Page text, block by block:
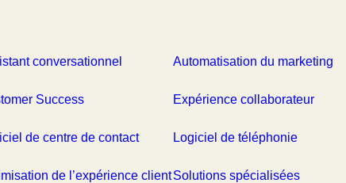
conversationnel Automatisation du marketing
Success Expérience collaborateur
de centre de contact Logiciel de téléphonie
de l’expérience clientSolutions spécialisées
réel du service client :
solution LOGEPAL